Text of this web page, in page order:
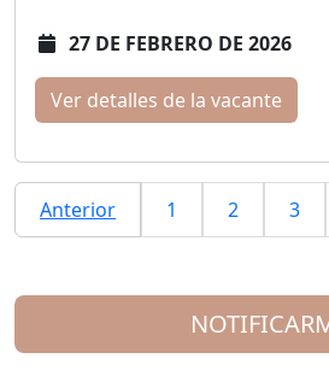
27 DE FEBRERO DE 2026
Ver detalles de la vacante
Anterior 1 2 3